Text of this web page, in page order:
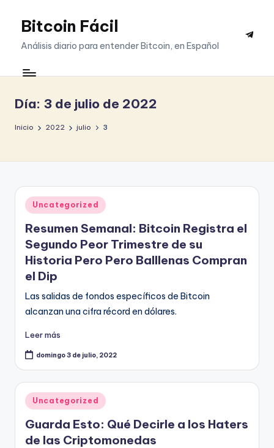
SaltarBitcoin Fácil
Análisis diario para entender Bitcoin, en Español
Día: 3 de julio de 2022
Inicio 2022 julio 3
Publicado
en
Uncategorized
Resumen Semanal: Bitcoin Registra el
Segundo Peor Trimestre de su
Historia Pero Pero Balllenas Compran
el Dip
Las salidas de fondos específicos de Bitcoin
alcanzan una cifra récord en dólares.
Leer más
domingo 3 de julio, 2022
Publicado
en
Uncategorized
Guarda Esto: Qué Decirle a los Haters
de las Criptomonedas